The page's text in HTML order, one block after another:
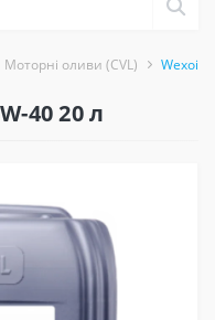
Моторні оливи (CVL) Wexoil
40 20 л